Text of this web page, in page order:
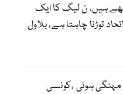
ہیں، ن لیگ کا ایک
توڑنا چاہتا ہے، بلاول
ہوئی ،کونسی